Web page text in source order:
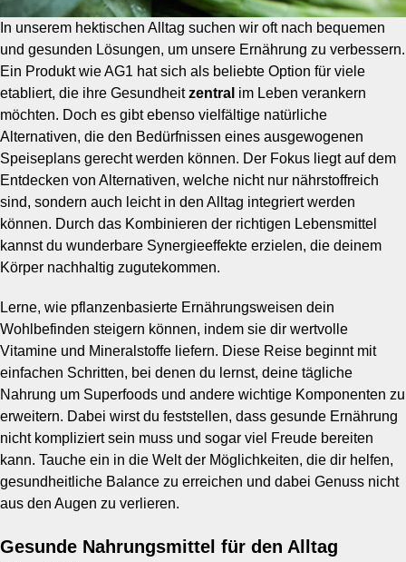
In unserem hektischen Alltag suchen wir oft nach bequemen
und gesunden Lösungen, um unsere Ernährung zu verbessern.
Ein Produkt wie AG1 hat sich als beliebte Option für viele
etabliert, die ihre Gesundheitzentral im Leben verankern
möchten. Doch es gibt ebenso vielfältige natürliche
Alternativen, die den Bedürfnissen eines ausgewogenen
Speiseplans gerecht werden können. Der Fokus liegt auf dem
Entdecken von Alternativen, welche nicht nur nährstoffreich
sind, sondern auch leicht in den Alltag integriert werden
können. Durch das Kombinieren der richtigen Lebensmittel
kannst du wunderbare Synergieeffekte erzielen, die deinem
Körper nachhaltig zugutekommen.
Lerne, wie pflanzenbasierte Ernährungsweisen dein
Wohlbefinden steigern können, indem sie dir wertvolle
Vitamine und Mineralstoffe liefern. Diese Reise beginnt mit
einfachen Schritten, bei denen du lernst, deine tägliche
Nahrung um Superfoods und andere wichtige Komponenten zu
erweitern. Dabei wirst du feststellen, dass gesunde Ernährung
nicht kompliziert sein muss und sogar viel Freude bereiten
kann. Tauche ein in die Welt der Möglichkeiten, die dir helfen,
gesundheitliche Balance zu erreichen und dabei Genuss nicht
aus den Augen zu verlieren.
Gesunde Nahrungsmittel für den Alltag